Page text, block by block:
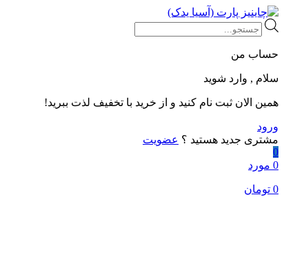
Products
search
حساب من
سلام , وارد شوید
همین الان ثبت نام کنید و از خرید با تخفیف لذت ببرید!
ورود
مشتری جدید هستید ؟ عضویت
0
0 مورد
0 تومان